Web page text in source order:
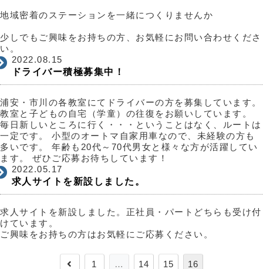
地域密着のステーションを一緒につくりませんか
少しでもご興味をお持ちの方、お気軽にお問い合わせくださ
い。
2022.08.15
ドライバー積極募集中！
浦安・市川の各教室にてドライバーの方を募集しています。
教室と子どもの自宅（学童）の往復をお願いしています。
毎日新しいところに行く・・・ということはなく、ルートは
一定です。 小型のオートマ自家用車なので、未経験の方も
多いです。 年齢も20代～70代男女と様々な方が活躍してい
ます。 ぜひご応募お待ちしています！
2022.05.17
求人サイトを新設しました。
求人サイトを新設しました。正社員・パートどちらも受け付
けています。
ご興味をお持ちの方はお気軽にご応募ください。
前 1 … 14 15 16